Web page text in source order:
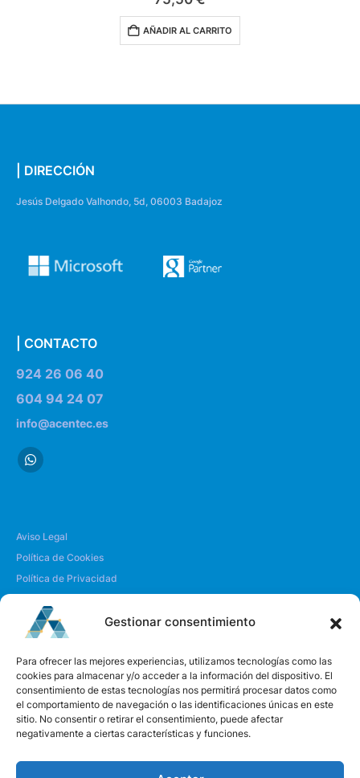
Gestionar consentimiento
Para ofrecer las mejores experiencias, utilizamos tecnologías como las
cookies para almacenar y/o acceder a la información del dispositivo. El
consentimiento de estas tecnologías nos permitirá procesar datos como
el comportamiento de navegación o las identificaciones únicas en este
sitio. No consentir o retirar el consentimiento, puede afectar
negativamente a ciertas características y funciones.
AÑADIR AL CARRITO
| DIRECCIÓN
Jesús Delgado Valhondo, 5d, 06003 Badajoz
| CONTACTO
924 26 06 40
604 94 24 07
info@acentec.es
Aviso Legal
Política de Cookies
Política de Privacidad
| SOBRE NOSOTROS
Quiénes somos
Envíanos un mensaje